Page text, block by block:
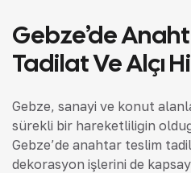
Gebze’de
Tadilat Ve Alçı
Gebze, sanayi ve konut
sürekli bir hareketliliğin
Gebze’de anahtar teslim
dekorasyon işlerini de